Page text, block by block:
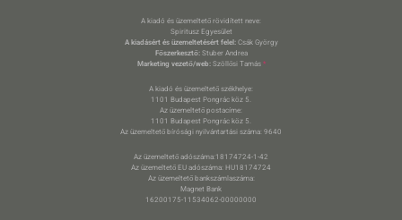
A kiadó és üzemeltető rövidített neve:
Spiritusz Egyesület
A kiadásért és üzemeltetésért felel:Csák György
Főszerkesztő:Stuber Andrea
Marketing vezető/web:Szöllősi Tamás *
A kiadó és üzemeltető székhelye:
1101 Budapest Pongrác köz 5.
Az üzemeltető postacíme:
1101 Budapest Pongrác köz 5.
Az üzemeltető bírósági nyilvántartási száma: 9640
Az üzemeltető adószáma:18174724-1-42
Az üzemeltető EU adószáma: HU18174724
Az üzemeltető bankszámlaszáma:
Magnet Bank
16200175-11534062-00000000